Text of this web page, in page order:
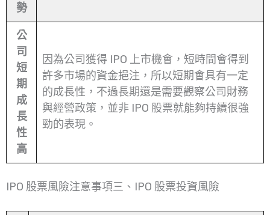
勢
公
司
短
期
成
長
性
高
因為公司獲得 IPO 上市機會，短時間會得到
許多市場的資金挹注，所以短期會具有一定
的成長性，不過長期還是需要觀察公司財務
與經營政策，並非 IPO 股票就能夠持續很強
勁的表現。
IPO 股票風險注意事項三、IPO 股票投資風險